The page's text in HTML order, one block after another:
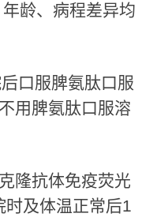
龄、病程差异均
口服脾氨肽口服
用脾氨肽口服溶
隆抗体免疫荧光
时及体温正常后1